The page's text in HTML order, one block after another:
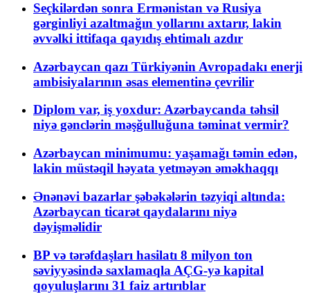
Seçkilərdən sonra Ermənistan və Rusiya
gərginliyi azaltmağın yollarını axtarır, lakin
əvvəlki ittifaqa qayıdış ehtimalı azdır
Azərbaycan qazı Türkiyənin Avropadakı enerji
ambisiyalarının əsas elementinə çevrilir
Diplom var, iş yoxdur: Azərbaycanda təhsil
niyə gənclərin məşğulluğuna təminat vermir?
Azərbaycan minimumu: yaşamağı təmin edən,
lakin müstəqil həyata yetməyən əməkhaqqı
Ənənəvi bazarlar şəbəkələrin təzyiqi altında:
Azərbaycan ticarət qaydalarını niyə
dəyişməlidir
BP və tərəfdaşları hasilatı 8 milyon ton
səviyyəsində saxlamaqla AÇG-yə kapital
qoyuluşlarını 31 faiz artırıblar